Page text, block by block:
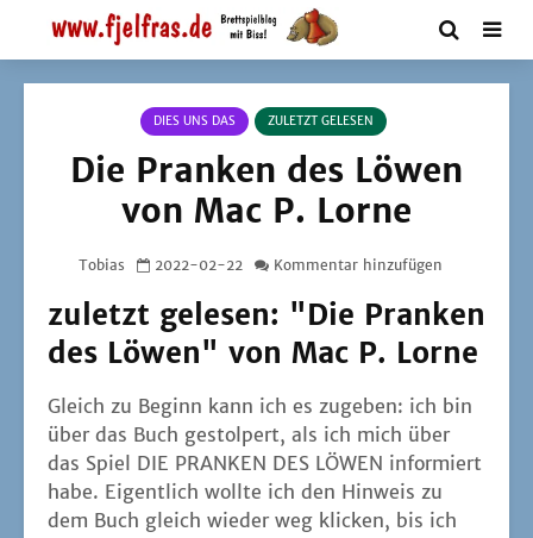
DIES UNS DAS ZULETZT GELESEN
Die Pranken des Löwen
von Mac P. Lorne
Tobias 2022-02-22 Kommentar hinzufügen
zuletzt gelesen: "Die Pranken
des Löwen" von Mac P. Lorne
Gleich zu Beginn kann ich es zuge­ben: ich bin
über das Buch gestol­pert, als ich mich über
das Spiel DIE PRANKEN DES LÖWEN infor­miert
habe. Eigent­lich woll­te ich den Hin­weis zu
dem Buch gleich wie­der weg kli­cken, bis ich